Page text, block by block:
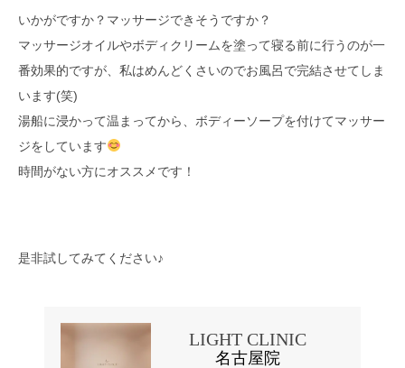
いかがですか？マッサージできそうですか？
マッサージオイルやボディクリームを塗って寝る前に行うのが一
番効果的ですが、私はめんどくさいのでお風呂で完結させてしま
います(笑)
湯船に浸かって温まってから、ボディーソープを付けてマッサー
ジをしています
時間がない方にオススメです！
是非試してみてください♪
LIGHT CLINIC
名古屋院